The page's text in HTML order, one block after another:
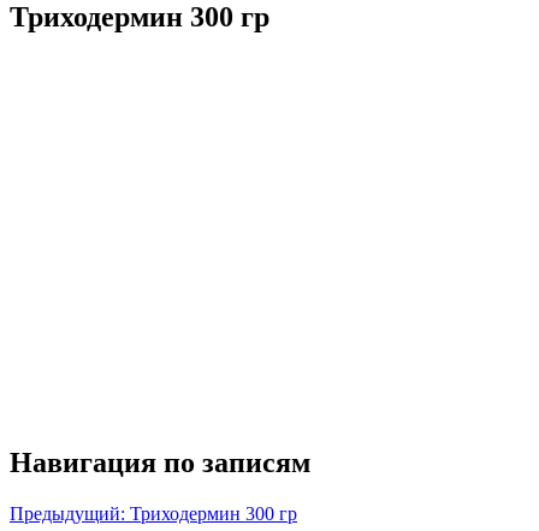
Триходермин 300 гр
Навигация по записям
Предыдущий: Триходермин 300 гр